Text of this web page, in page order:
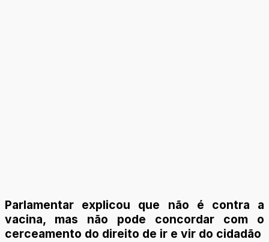
Parlamentar explicou que não é contra a
vacina, mas não pode concordar com o
cerceamento do direito de ir e vir do cidadão